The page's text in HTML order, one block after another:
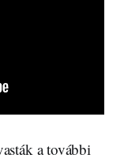
a további